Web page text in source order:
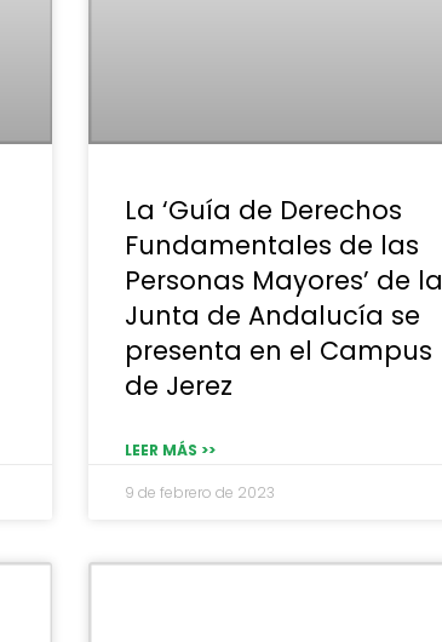
La ‘Guía de Derechos
Fundamentales de las
Personas Mayores’ de la
Junta de Andalucía se
presenta en el Campus
de Jerez
LEER MÁS >>
9 de febrero de 2023